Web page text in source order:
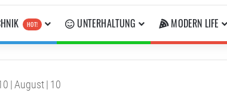
HOT! UNTERHALTUNG MODERN LIFE
| August| 10